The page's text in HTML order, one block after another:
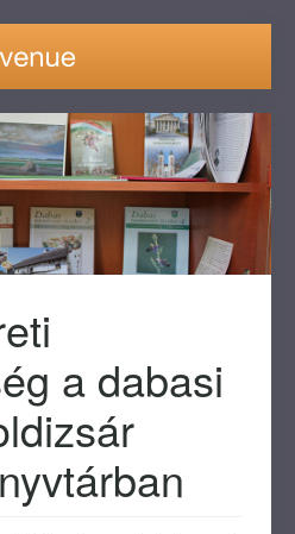
a dabasi